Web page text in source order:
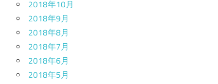
2018年10月
2018年9月
2018年8月
2018年7月
2018年6月
2018年5月